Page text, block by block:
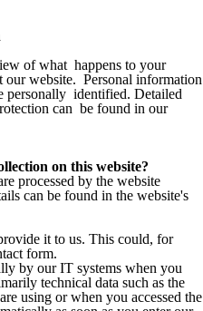
of what happens to your
website. Personal information
personally identified. Detailed
can be found in our
on this website?
processed by the website
can be found in the website's
it to us. This could, for
form.
by our IT systems when you
technical data such as the
using or when you accessed the